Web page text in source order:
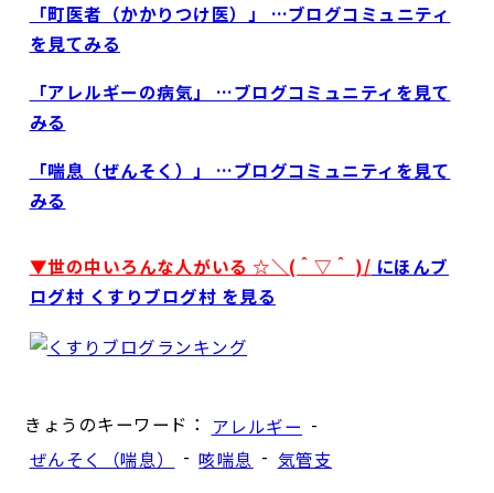
「町医者（かかりつけ医）」 …ブログコミュニティ
を見てみる
「アレルギーの病気」 …ブログコミュニティを見て
みる
「喘息（ぜんそく）」 …ブログコミュニティを見て
みる
▼世の中いろんな人がいる ☆＼(＾▽＾ )/ にほんブ
ログ村 くすりブログ村 を見る
きょうのキーワード： アレルギー -
ぜんそく（喘息）
- 咳喘息 - 気管支